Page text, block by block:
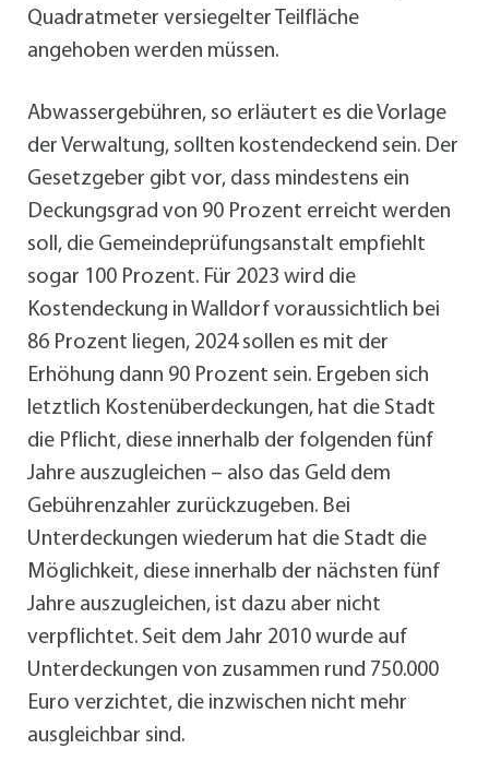
Quadratmeter versiegelter Teilfläche
angehoben werden müssen.
Abwassergebühren, so erläutert es die Vorlage
der Verwaltung, sollten kostendeckend sein. Der
Gesetzgeber gibt vor, dass mindestens ein
Deckungsgrad von 90 Prozent erreicht werden
soll, die Gemeindeprüfungsanstalt empfiehlt
sogar 100 Prozent. Für 2023 wird die
Kostendeckung in Walldorf voraussichtlich bei
86 Prozent liegen, 2024 sollen es mit der
Erhöhung dann 90 Prozent sein. Ergeben sich
letztlich Kostenüberdeckungen, hat die Stadt
die Pflicht, diese innerhalb der folgenden fünf
Jahre auszugleichen – also das Geld dem
Gebührenzahler zurückzugeben. Bei
Unterdeckungen wiederum hat die Stadt die
Möglichkeit, diese innerhalb der nächsten fünf
Jahre auszugleichen, ist dazu aber nicht
verpflichtet. Seit dem Jahr 2010 wurde auf
Unterdeckungen von zusammen rund 750.000
Euro verzichtet, die inzwischen nicht mehr
ausgleichbar sind.